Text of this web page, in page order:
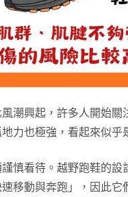
潮興起，許多人開始關
力也極強，看起來似乎
慎看待。越野跑鞋的設
移動與奔跑」，因此它